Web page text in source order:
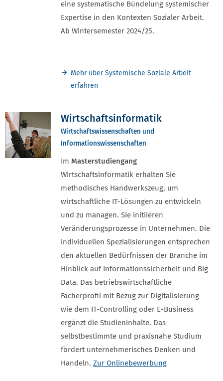
eine systematische Bündelung systemischer
Expertise in den Kontexten Sozialer Arbeit.
Ab Wintersemester 2024/25.
Mehr über Systemische Soziale Arbeit
erfahren
Wirtschaftsinformatik
Wirtschaftswissenschaften und
Informationswissenschaften
Im Masterstudiengang
Wirtschaftsinformatik erhalten Sie
methodisches Handwerkszeug, um
wirtschaftliche IT-Lösungen zu entwickeln
und zu managen. Sie initiieren
Veränderungsprozesse in Unternehmen. Die
individuellen Spezialisierungen entsprechen
den aktuellen Bedürfnissen der Branche im
Hinblick auf Informationssicherheit und Big
Data. Das betriebswirtschaftliche
Fächerprofil mit Bezug zur Digitalisierung
wie dem IT-Controlling oder E-Business
ergänzt die Studieninhalte. Das
selbstbestimmte und praxisnahe Studium
fördert unternehmerisches Denken und
Handeln. Zur Onlinebewerbung